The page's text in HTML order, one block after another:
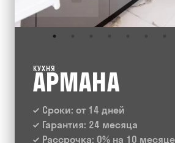
КУХНЯ
АРМАНА
Сроки: от 14 дней
Гарантия: 24 месяца
Рассрочка: 0% на 10